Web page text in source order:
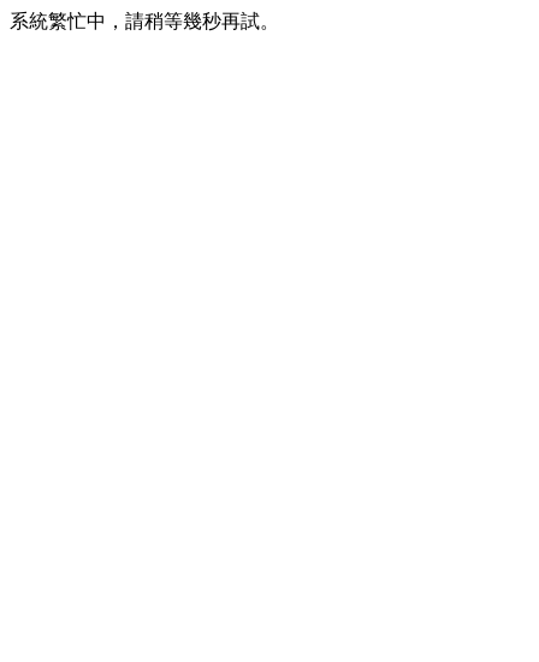
系統繁忙中，請稍等幾秒再試。